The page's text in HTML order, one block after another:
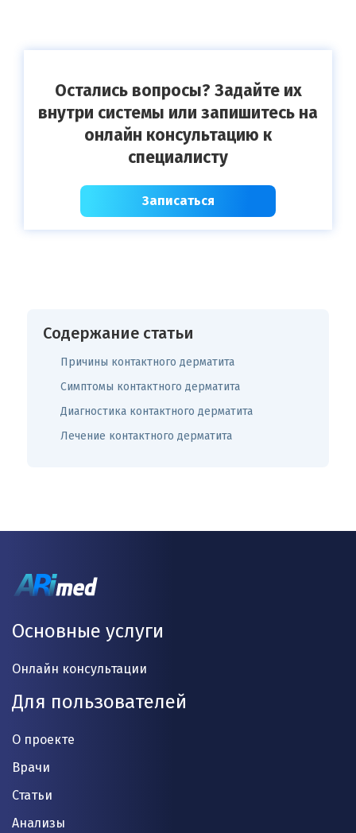
Остались вопросы? Задайте их
внутри системы или запишитесь на
онлайн консультацию к
специалисту
Записаться
Содержание статьи
Причины контактного дерматита
Симптомы контактного дерматита
Диагностика контактного дерматита
Лечение контактного дерматита
Основные услуги
Онлайн консультации
Для пользователей
О проекте
Врачи
Статьи
Анализы